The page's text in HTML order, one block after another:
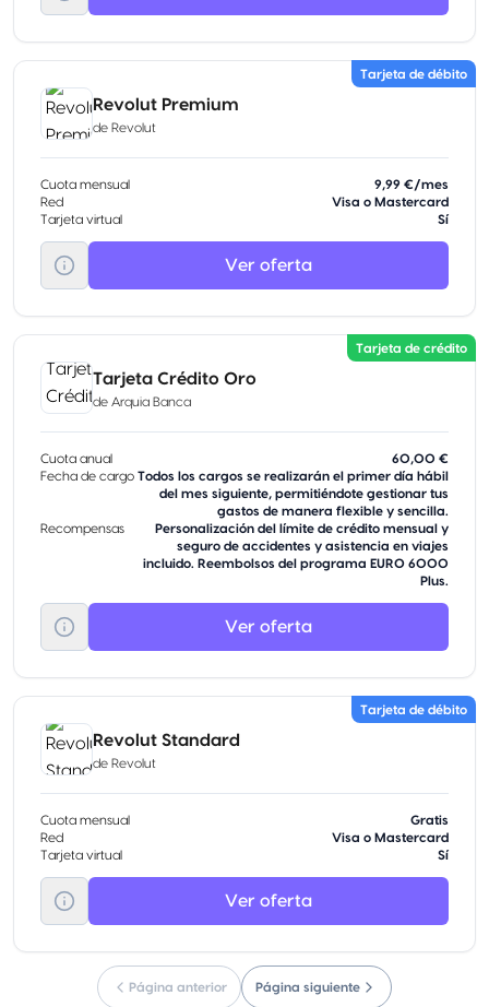
Tarjeta de débito
Revolut Premium
de Revolut
Cuota mensual
9,99 €/mes
Red
Visa o Mastercard
Tarjeta virtual
Sí
Ver oferta
Tarjeta de crédito
Tarjeta Crédito Oro
de Arquia Banca
Cuota anual
60,00 €
Fecha de cargo Todos los cargos se realizarán el primer día hábil
del mes siguiente, permitiéndote gestionar tus
gastos de manera flexible y sencilla.
Recompensas
Personalización del límite de crédito mensual y
seguro de accidentes y asistencia en viajes
incluido. Reembolsos del programa EURO 6000
Plus.
Ver oferta
Tarjeta de débito
Revolut Standard
de Revolut
Cuota mensual
Gratis
Red
Visa o Mastercard
Tarjeta virtual
Sí
Ver oferta
Página anterior Página siguiente